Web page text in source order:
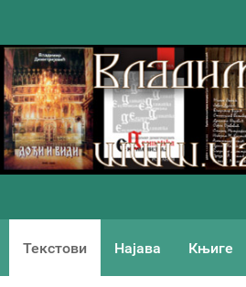
Текстови Најава Књиге